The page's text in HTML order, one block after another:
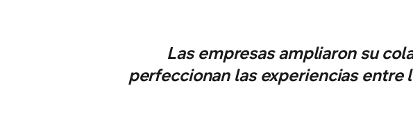
Las empresas ampliaron su
perfeccionan las experiencias